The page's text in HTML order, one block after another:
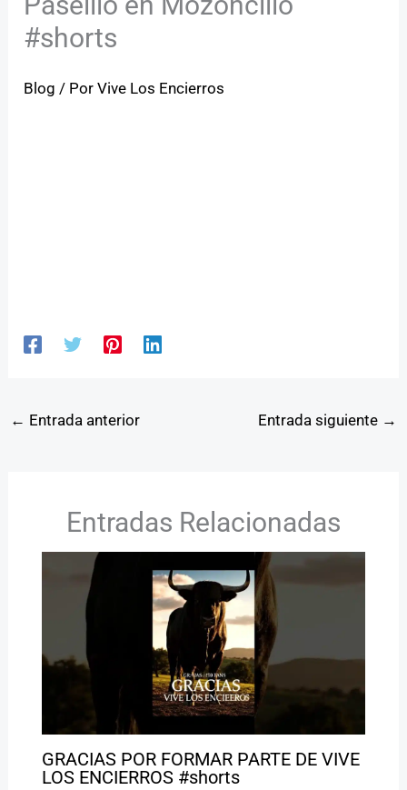
#shorts
Blog / PorVive Los Encierros
← Entrada anterior Entrada siguiente →
Entradas Relacionadas
GRACIAS POR FORMAR PARTE DE VIVE
LOS ENCIERROS #shorts